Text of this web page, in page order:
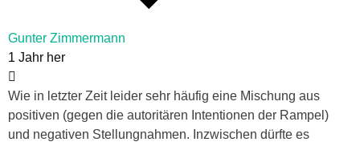
Gunter Zimmermann
1 Jahr her
Wie in letzter Zeit leider sehr häufig eine Mischung aus
positiven (gegen die autoritären Intentionen der Rampel)
und negativen Stellungnahmen. Inzwischen dürfte es